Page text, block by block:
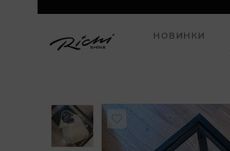
НОВИНКИ